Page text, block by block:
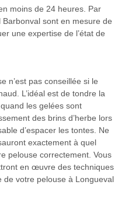
moins de 24 heures. Par
sont en mesure de
une expertise de l’état de
n’est pas conseillée si le
L’idéal est de tondre la
les gelées sont
des brins d’herbe lors
d’espacer les tontes. Ne
exactement à quel
pelouse correctement. Vous
en œuvre des techniques
de votre pelouse à Longueval